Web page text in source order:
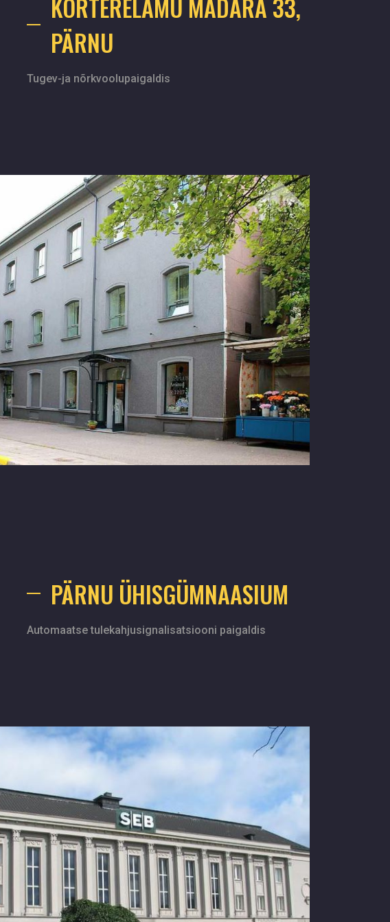
KORTERELAMU MADARA 33,
PÄRNU
Tugev-ja nõrkvoolupaigaldis
PÄRNU ÜHISGÜMNAASIUM
Automaatse tulekahjusignalisatsiooni paigaldis